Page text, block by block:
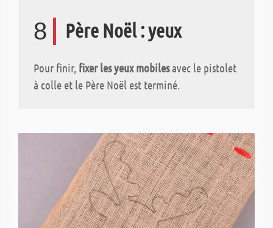
8 Père Noël : yeux
Pour finir, fixer les yeux mobilesavec le pistolet
à colle et le Père Noël est terminé.